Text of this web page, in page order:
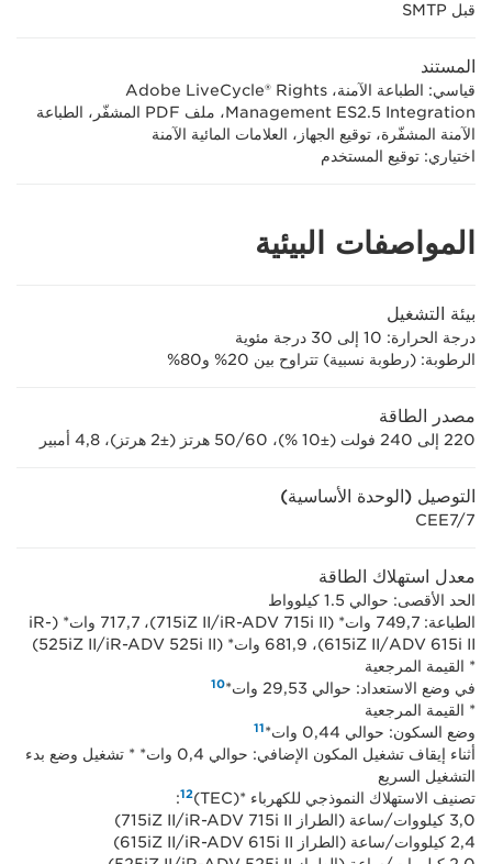
قبل SMTP
المستند
قياسي: الطباعة الآمنة، Adobe LiveCycle® Rights
Management ES2.5 Integration، ملف PDF المشفّر، الطباعة
الآمنة المشفّرة، توقيع الجهاز، العلامات المائية الآمنة
اختياري: توقيع المستخدم
المواصفات البيئية
بيئة التشغيل
درجة الحرارة‏: 10 إلى 30 درجة مئوية
الرطوبة: (رطوبة نسبية) تتراوح بين 20% و80%
مصدر الطاقة
220 إلى 240 فولت (±10 %)، 50/60 هرتز (±2 هرتز)، 4,8 أمبير
التوصيل (الوحدة الأساسية)
CEE7/7
معدل استهلاك الطاقة
الحد الأقصى: حوالي 1.5 كيلوواط
الطباعة: 749,7 وات* (iR-ADV 715i II/‏715iZ II)، 717,7 وات* (iR-
ADV 615i II/‏615iZ II)، 681,9 وات* (iR-ADV 525i II/‏525iZ II)
* القيمة المرجعية
في وضع الاستعداد: حوالي 29,53 وات*
10
* القيمة المرجعية
وضع السكون: حوالي 0,44 وات*
11
أثناء إيقاف تشغيل المكون الإضافي: حوالي 0,4 وات* * تشغيل وضع بدء
التشغيل السريع
تصنيف الاستهلاك النموذجي للكهرباء *(TEC)‏
12
:
3,0 كيلووات/ساعة (الطراز iR-ADV 715i II‎/‏715iZ II‎)
2,4 كيلووات/ساعة (الطراز iR-ADV 615i II‎/‏615iZ II‎)